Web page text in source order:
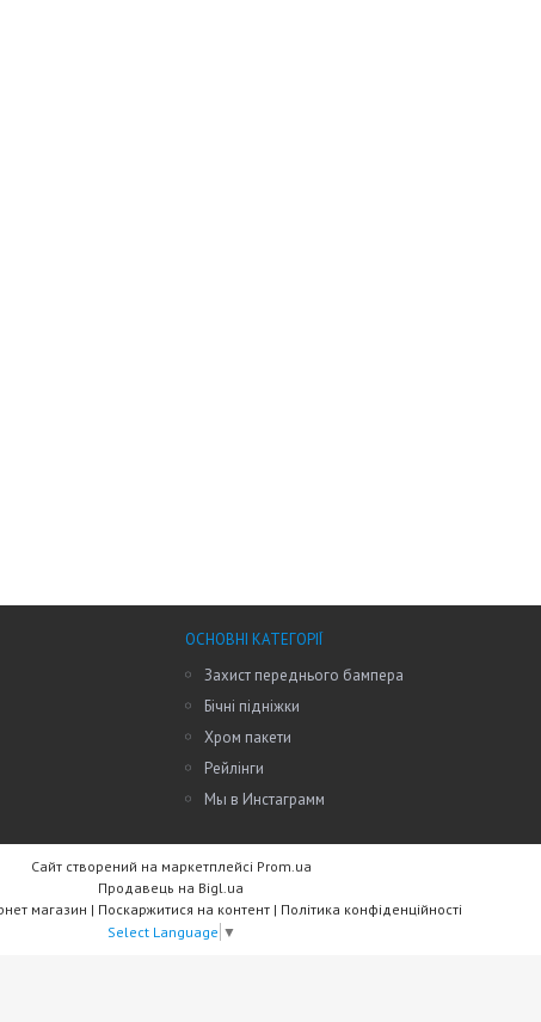
ОСНОВНІ КАТЕГОРІЇ
Захист переднього бампера
Бічні підніжки
Хром пакети
Рейлінги
Мы в Инстаграмм
Сайт створений на маркетплейсі Prom.ua
Продавець на Bigl.ua
Авто-Обвіс™ інтернет магазин | Поскаржитися на контент | Політика конфіденційності
Select Language ▼